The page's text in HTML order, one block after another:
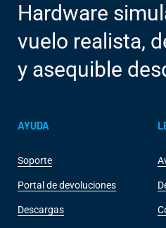
Hardware
vuelo realista,
y asequible
AYUDA
Soporte
Portal de devoluciones
Descargas